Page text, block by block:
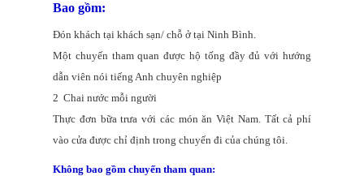
Bao gồm:
Đón khách tại khách sạn/ chỗ ở tại Ninh Bình.
Một chuyến tham quan được hộ tống đầy đủ với hướng
dẫn viên nói tiếng Anh chuyên nghiệp
2 Chai nước mỗi người
Thực đơn bữa trưa với các món ăn Việt Nam. Tất cả phí
vào cửa được chỉ định trong chuyến đi của chúng tôi.
Không bao gồm chuyến tham quan: